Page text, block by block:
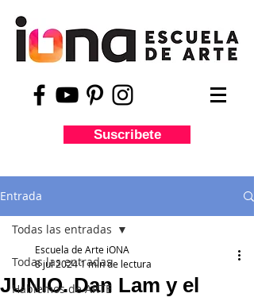
Suscribete
Entrada
Todas las entradas
Hablemos de ARTE
Todas las entradas
JUNIO. Dan Lam y el
Escuela de Arte iONA
8 jul 20241 min de lectura